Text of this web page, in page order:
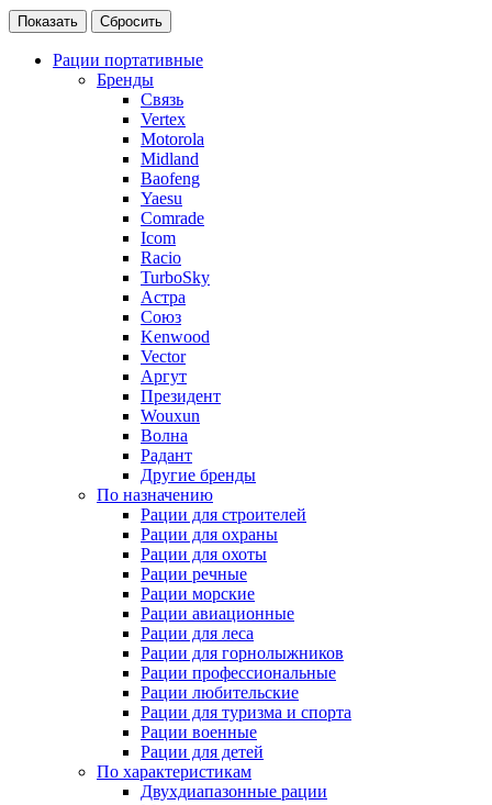
Рации портативные
Бренды
Связь
Vertex
Motorola
Midland
Baofeng
Yaesu
Comrade
Icom
Racio
TurboSky
Астра
Союз
Kenwood
Vector
Аргут
Президент
Wouxun
Волна
Радант
Другие бренды
По назначению
Рации для строителей
Рации для охраны
Рации для охоты
Рации речные
Рации морские
Рации авиационные
Рации для леса
Рации для горнолыжников
Рации профессиональные
Рации любительские
Рации для туризма и спорта
Рации военные
Рации для детей
По характеристикам
Двухдиапазонные рации